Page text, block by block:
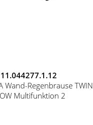
11.044277.1.12
Wand-Regenbrause TWIN
Multifunktion 2